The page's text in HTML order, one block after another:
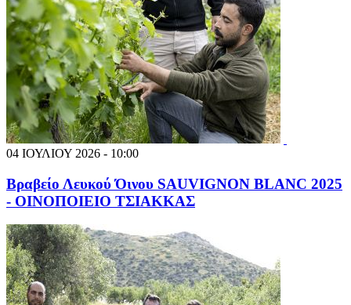
04 ΙΟΥΛΙΟΥ 2026 - 10:00
Βραβείο Λευκού Όινου SAUVIGNON BLANC 2025
- ΟΙΝΟΠΟΙΕΙΟ ΤΣΙΑΚΚΑΣ